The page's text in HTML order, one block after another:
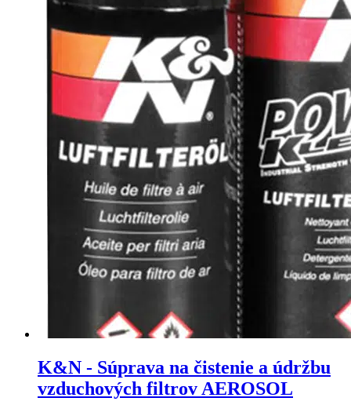
K&N - Súprava na čistenie a údržbu
vzduchových filtrov AEROSOL